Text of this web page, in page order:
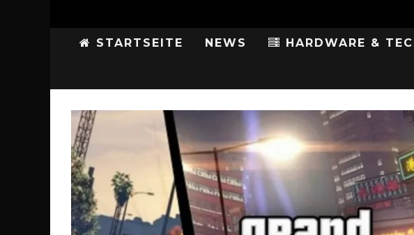
STARTSEITE NEWS HARDWARE &